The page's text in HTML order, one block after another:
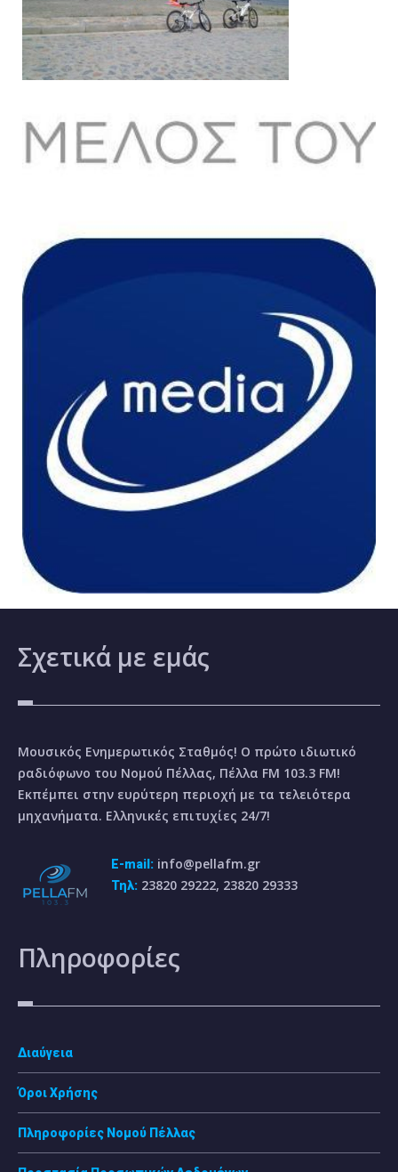
Σχετικά με εμάς
Μουσικός Ενημερωτικός Σταθμός! Ο πρώτο ιδιωτικό
ραδιόφωνο του Νομού Πέλλας, Πέλλα FM 103.3 FM!
Εκπέμπει στην ευρύτερη περιοχή με τα τελειότερα
μηχανήματα. Ελληνικές επιτυχίες 24/7!
E-mail: info@pellafm.gr
Τηλ: 23820 29222, 23820 29333
Πληροφορίες
Διαύγεια
Όροι Χρήσης
Πληροφορίες Νομού Πέλλας